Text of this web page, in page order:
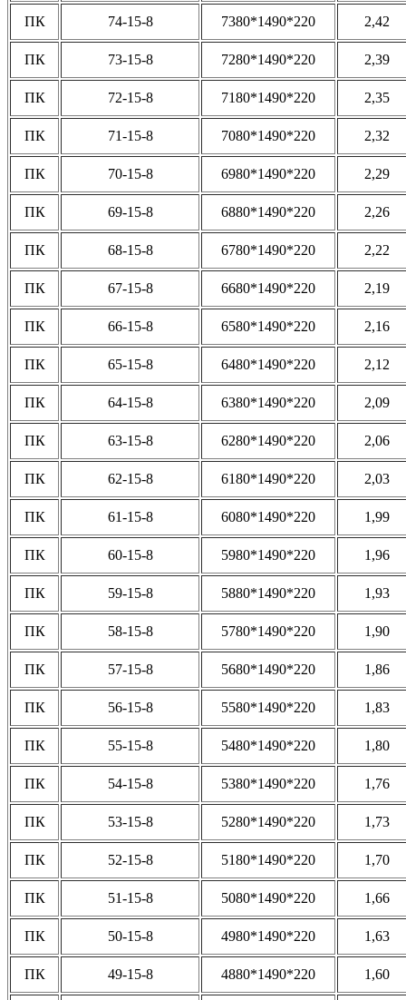
ПК 74-15-8 7380*1490*220 2,42
ПК 73-15-8 7280*1490*220 2,39
ПК 72-15-8 7180*1490*220 2,35
ПК 71-15-8 7080*1490*220 2,32
ПК 70-15-8 6980*1490*220 2,29
ПК 69-15-8 6880*1490*220 2,26
ПК 68-15-8 6780*1490*220 2,22
ПК 67-15-8 6680*1490*220 2,19
ПК 66-15-8 6580*1490*220 2,16
ПК 65-15-8 6480*1490*220 2,12
ПК 64-15-8 6380*1490*220 2,09
ПК 63-15-8 6280*1490*220 2,06
ПК 62-15-8 6180*1490*220 2,03
ПК 61-15-8 6080*1490*220 1,99
ПК 60-15-8 5980*1490*220 1,96
ПК 59-15-8 5880*1490*220 1,93
ПК 58-15-8 5780*1490*220 1,90
ПК 57-15-8 5680*1490*220 1,86
ПК 56-15-8 5580*1490*220 1,83
ПК 55-15-8 5480*1490*220 1,80
ПК 54-15-8 5380*1490*220 1,76
ПК 53-15-8 5280*1490*220 1,73
ПК 52-15-8 5180*1490*220 1,70
ПК 51-15-8 5080*1490*220 1,66
ПК 50-15-8 4980*1490*220 1,63
ПК 49-15-8 4880*1490*220 1,60